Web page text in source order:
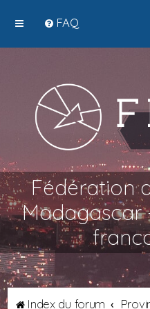
FAQ
Fédération
Madagascar
Index du forum